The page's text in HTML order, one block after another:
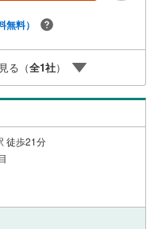
無料）
る（全1社）
徒歩21分